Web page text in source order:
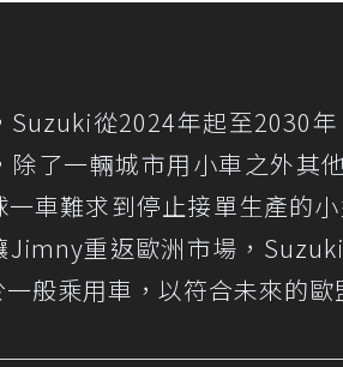
Suzuki從2024年起至2030
了一輛城市用小車之外其
車難求到停止接單生產的
Jimny重返歐洲市場，
般乘用車，以符合未來的歐